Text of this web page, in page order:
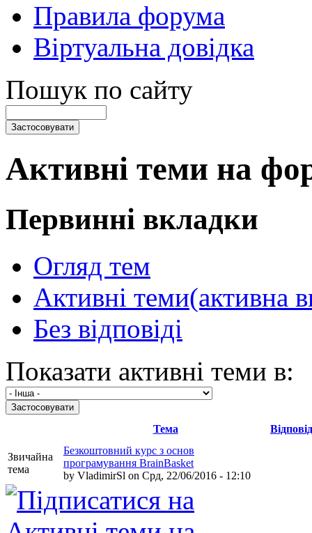
Правила форума
Віртуальна довідка
Пошук по сайту
Активні теми на
Первинні вкладки
Огляд тем
Активні теми(активна
Без відповіді
Показати активні теми в:
Тема
Звичайна
тема
Безкоштовний курс з основ
програмування BrainBasket
by VladimirSl on Срд, 22/06/2016 - 12:10